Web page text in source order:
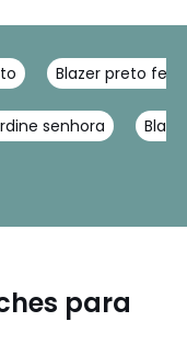
Blazer preto
senhora
para